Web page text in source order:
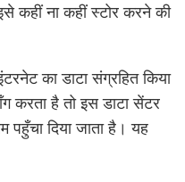
कहीं ना कहीं स्टोर करने की
का डाटा संग्रहित किया
करता है तो इस डाटा सेंटर
दिया जाता है। यह